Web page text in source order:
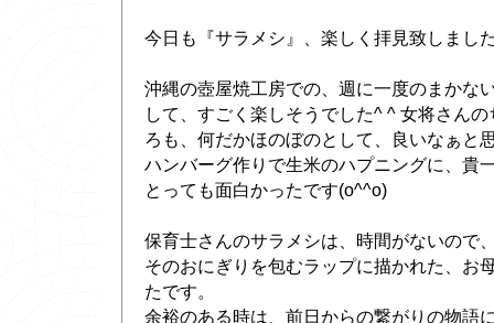
今日も『サラメシ』、楽しく拝見致しまし
沖縄の壺屋焼工房での、週に一度のまかな
して、すごく楽しそうでした^ ^ 女将さん
ろも、何だかほのぼのとして、良いなぁと
ハンバーグ作りで生米のハプニングに、貴
とっても面白かったです(o^^o)
保育士さんのサラメシは、時間がないので
そのおにぎりを包むラップに描かれた、お
たです。
余裕のある時は、前日からの繋がりの物語